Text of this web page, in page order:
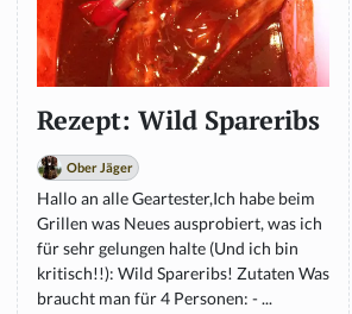
Rezept: Wild Spareribs
Ober Jäger
Hallo an alle Geartester,Ich habe beim
Grillen was Neues ausprobiert, was ich
für sehr gelungen halte (Und ich bin
kritisch!!): Wild Spareribs! Zutaten Was
braucht man für 4 Personen: - ...